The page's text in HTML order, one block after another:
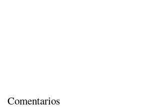
Comentarios